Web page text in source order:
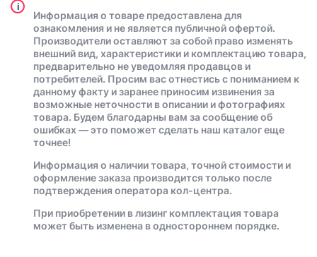
i
Информация о товаре предоставлена для
ознакомления и не является публичной офертой.
Производители оставляют за собой право изменять
внешний вид, характеристики и комплектацию товара,
предварительно не уведомляя продавцов и
потребителей. Просим вас отнестись с пониманием к
данному факту и заранее приносим извинения за
возможные неточности в описании и фотографиях
товара. Будем благодарны вам за сообщение об
ошибках — это поможет сделать наш каталог еще
точнее!
Информация о наличии товара, точной стоимости и
оформление заказа производится только после
подтверждения оператора кол-центра.
При приобретении в лизинг комплектация товара
может быть изменена в одностороннем порядке.